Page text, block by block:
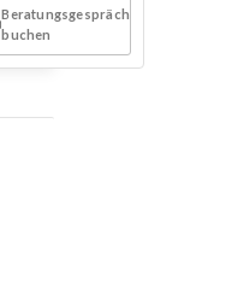
Beratungsgespräch
buchen